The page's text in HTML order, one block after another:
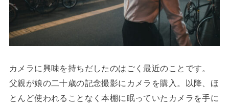
カメラに興味を持ちだしたのはごく最近のことです。
父親が娘の二十歳の記念撮影にカメラを購入。以降、ほ
とんど使われることなく本棚に眠っていたカメラを手に